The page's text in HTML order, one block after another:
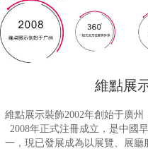
維點展
維點展示裝飾2002年創始于廣州
2008年正式注冊成立，是中國
一，現已發展成為以展覽、展